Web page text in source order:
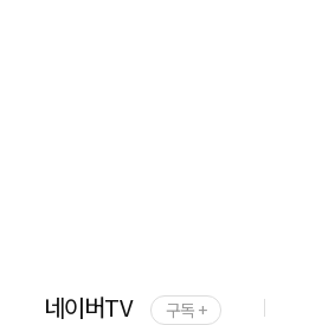
네이버TV 구독 +